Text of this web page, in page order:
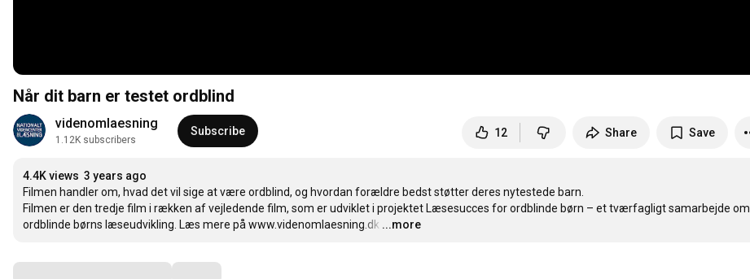
Når dit barn er testet ordblind
videnomlaesning
1.12K subscribers
Subscribe 12 Share Save
4.4K views 3 years ago
Filmen handler om, hvad det vil sige at være ordblind, og hvordan forældre bedst støtter deres nytestede barn.
Filmen er den tredje film i rækken af vejledende film, som er udviklet i projektet Læsesucces for ordblinde børn – et tværfagligt samarbejde om
ordblinde børns læseudvikling. Læs mere på www.videnomlaesning.dk …
...more